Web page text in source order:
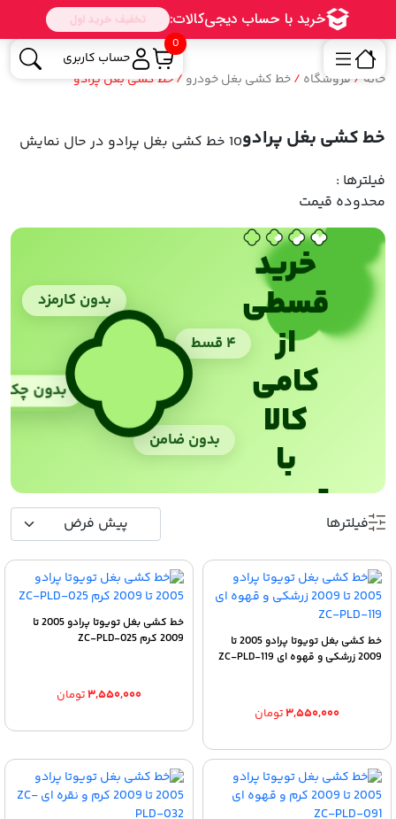
0
حساب کاربری
خانه / فروشگاه /خط کشی بغل خودرو / خط کشی بغل پرادو
خط کشی بغل پرادو10 خط کشی بغل پرادو
در حال نمایش
فیلترها :
محدوده قیمت
خرید
قسطی
از
کامی
کالا
با
ترب‌پی
بدون کارمزد
۴ قسط
بدون چک
بدون ضامن
فیلترها
خط کشی بغل تویوتا پرادو 2005 تا
2009 زرشکی و قهوه ای ZC-PLD-119
۳,۵۵۰,۰۰۰تومان
خط کشی بغل تویوتا پرادو 2005 تا
2009 کرم ZC-PLD-025
۳,۵۵۰,۰۰۰تومان